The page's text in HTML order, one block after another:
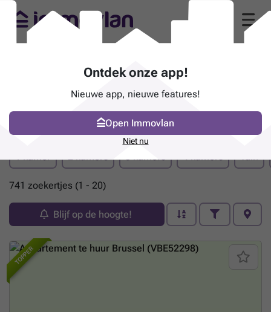
Pand te huur - Brussel
1 kamer 2 kamers 3 kamers 4 kamers Tuin
741 zoekertjes (1 - 20)
Blijf op de hoogte!
TOPPER
Ontdek onze app!
Nieuwe app, nieuwe features!
Open Immovlan
Niet nu